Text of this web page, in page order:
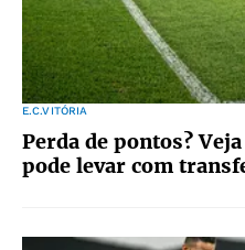
E.C.VITÓRIA
Perda de pontos?
pode levar com